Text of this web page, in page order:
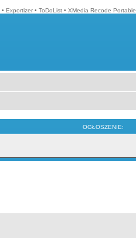
• Exportizer • ToDoList • XMedia Recode Portable
OGŁOSZENIE: